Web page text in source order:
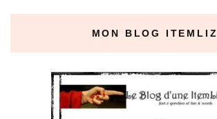
MON BLOG ITEMLIZ